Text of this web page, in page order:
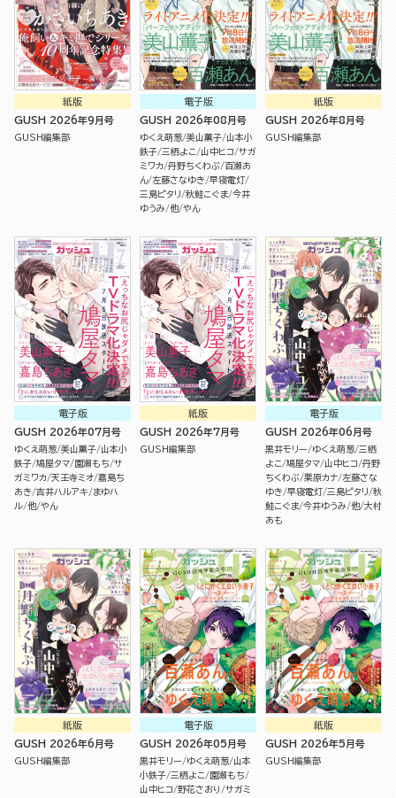
紙版
GUSH 2026年9月号
GUSH編集部
電子版
GUSH 2026年08月号
ゆくえ萌葱 美山薫子 山本小
鉄子 三栖よこ 山中ヒコ サガ
ミワカ 丹野ちくわぶ 百瀬あ
ん 左藤さなゆき 早寝電灯
三島ピタリ 秋鮭こぐま 今井
ゆうみ 他 やん
紙版
GUSH 2026年8月号
GUSH編集部
電子版
GUSH 2026年07月号
ゆくえ萌葱 美山薫子 山本小
鉄子 鳩屋タマ 園瀬もち サ
ガミワカ 天王寺ミオ 嘉島ち
あき 吉井ハルアキ
まゆハ
ル 他 やん
紙版
GUSH 2026年7月号
GUSH編集部
電子版
GUSH 2026年06月号
黒井モリー ゆくえ萌葱 三栖
よこ 鳩屋タマ 山中ヒコ 丹野
ちくわぶ 栗原カナ 左藤さな
ゆき 早寝電灯 三島ピタリ 秋
鮭こぐま 今井ゆうみ 他 大村
あも
紙版
GUSH 2026年6月号
GUSH編集部
電子版
GUSH 2026年05月号
黒井モリー ゆくえ萌葱 山本
小鉄子 三栖よこ
園瀬もち
山中ヒコ 野花さおり
サガミ
紙版
GUSH 2026年5月号
GUSH編集部